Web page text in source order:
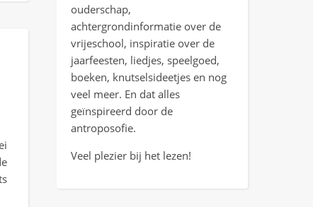
ouderschap,
achtergrondinformatie over de
vrijeschool, inspiratie over de
jaarfeesten, liedjes, speelgoed,
boeken, knutselsideetjes en nog
veel meer. En dat alles
geïnspireerd door de
antroposofie.
Veel plezier bij het lezen!